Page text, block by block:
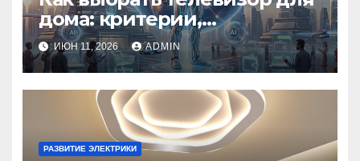
дома: критерии,
технологии и советы
ИЮН 11, 2026 ADMIN
РАЗВИТИЕ ЭЛЕКТРИКИ